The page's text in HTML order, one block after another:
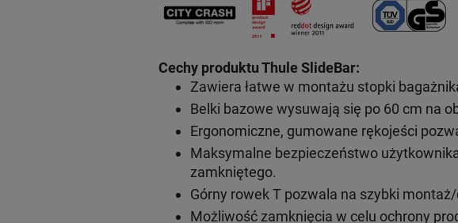
Cechy produktu Thule SlideBar:
Zawiera łatwe w montażu stopki
Belki bazowe wysuwają się po 60 cm na
Ergonomiczne, gumowane rękojeści
Maksymalne bezpieczeństwo
zamkniętego.
Górny rowek T pozwala na szybki
Możliwość zamknięcia w celu ochrony